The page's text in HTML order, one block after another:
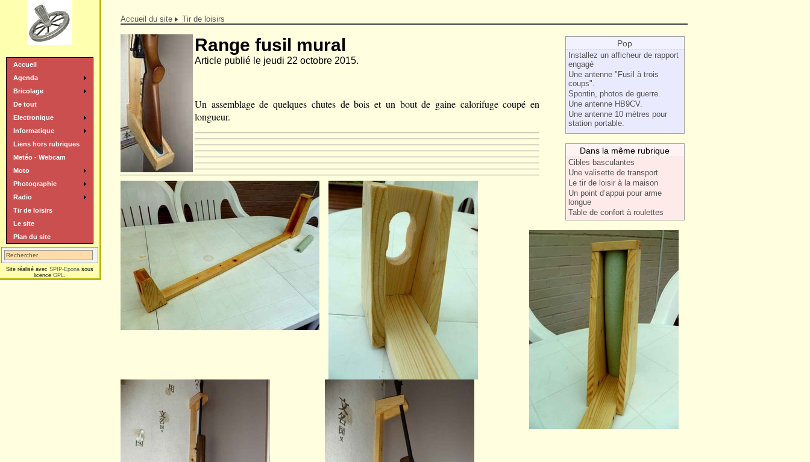
Accueil du site Tir de loisirs
Pop
Installez un afficheur de rapport
engagé
Une antenne "Fusil à trois
coups".
Spontin, photos de guerre.
Une antenne HB9CV.
Une antenne 10 mètres pour
station portable.
Dans la même rubrique
Cibles basculantes
Une valisette de transport
Le tir de loisir à la maison
Un point d’appui pour arme
longue
Table de confort à roulettes
Range fusil mural
Article publié le jeudi 22 octobre 2015.
Un assemblage de quelques chutes de bois et un bout de gaine calorifuge coupé en
longueur.
Accueil
Agenda
Bricolage
De tout
Electronique
Informatique
Liens hors rubriques
Metéo - Webcam
Moto
Photographie
Radio
Tir de loisirs
Le site
Plan du site
Site réalisé avec SPIP-Epona sous
licence GPL.